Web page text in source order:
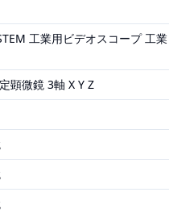
工業用ビデオスコープ 工業
顕微鏡 3軸 X Y Z